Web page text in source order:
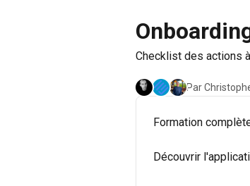
Checklist des actions
Par
Formation
Découvrir